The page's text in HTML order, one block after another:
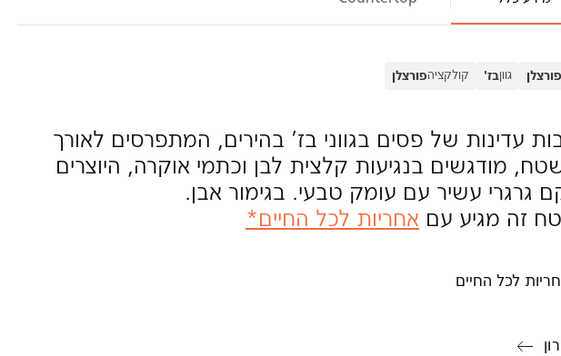
פורצלן גווןבז' קולקציהפורצלן
עדינות של פסים בגווני בז’ בהירים, המתפרסים לאורך
מודגשים בנגיעות קלצית לבן וכתמי אוקרה, היוצרים
גרגרי עשיר עם עומק טבעי. בגימור אבן.
זה מגיע עם אחריות לכל החיים*
לכל החיים